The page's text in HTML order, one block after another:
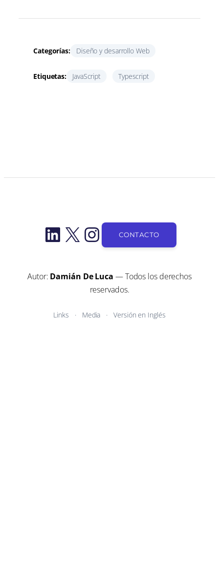
Categorías: Diseño y desarrollo Web
Etiquetas: JavaScript Typescript
LinkedIn
X Instagram
CONTACTO
Autor: Damián De Luca — Todos los derechos
reservados.
Links Media Versión en Inglés